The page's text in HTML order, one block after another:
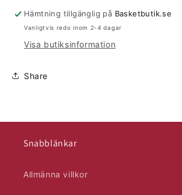
Hämtning tillgänglig på Basketbutik.se
Vanligtvis redo inom 2-4 dagar
Visa butiksinformation
Share
Snabblänkar
Allmänna villkor